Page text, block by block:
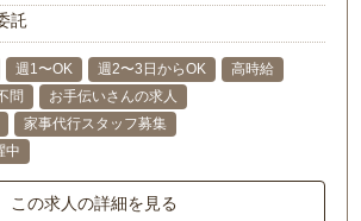
託
週1〜OK 週2〜3日からOK
高時給
問
お手伝いさんの求人
家事代行スタッフ募集
中
この求人の詳細を見る